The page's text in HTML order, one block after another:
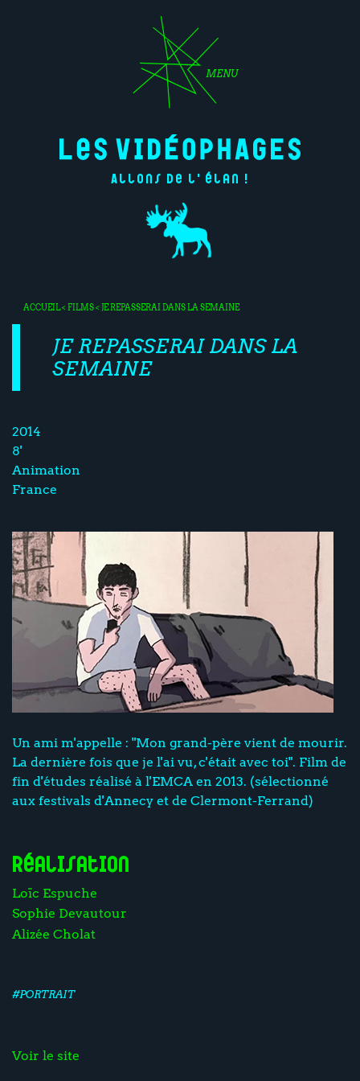
MENU
Allons de l'élan !
ACCUEIL< FILMS< JE REPASSERAI DANS LA SEMAINE
JE REPASSERAI DANS LA
SEMAINE
2014
8'
Animation
France
Un ami m'appelle : "Mon grand-père vient de mourir.
La dernière fois que je l'ai vu, c'était avec toi". Film de
fin d'études réalisé à l'EMCA en 2013. (sélectionné
aux festivals d'Annecy et de Clermont-Ferrand)
Réalisation
Loïc Espuche
Sophie Devautour
Alizée Cholat
#PORTRAIT
Voir le site